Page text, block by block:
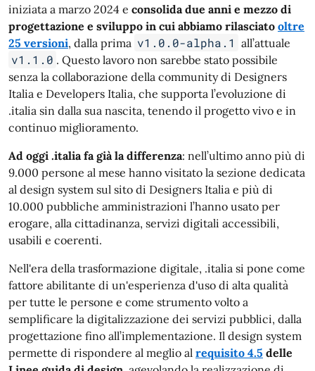
iniziata a marzo 2024 e consolida due anni e mezzo di
progettazione e sviluppo in cui abbiamo rilasciato oltre
25 versioni, dalla prima v1.0.0-alpha.1 all’attuale
v1.1.0 . Questo lavoro non sarebbe stato possibile
senza la collaborazione della community di Designers
Italia e Developers Italia, che supporta l’evoluzione di
.italia sin dalla sua nascita, tenendo il progetto vivo e in
continuo miglioramento.
Ad oggi .italia fa già la differenza: nell’ultimo anno più di
9.000 persone al mese hanno visitato la sezione dedicata
al design system sul sito di Designers Italia e più di
10.000 pubbliche amministrazioni l’hanno usato per
erogare, alla cittadinanza, servizi digitali accessibili,
usabili e coerenti.
Nell'era della trasformazione digitale, .italia si pone come
fattore abilitante di un'esperienza d'uso di alta qualità
per tutte le persone e come strumento volto a
semplificare la digitalizzazione dei servizi pubblici, dalla
progettazione fino all’implementazione. Il design system
permette di rispondere al meglio al requisito 4.5 delle